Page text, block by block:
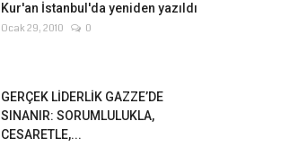
Kur'an İstanbul'da yeniden yazıldı
Ocak 29, 2010 0
GERÇEK LİDERLİK GAZZE’DE
SINANIR: SORUMLULUKLA,
CESARETLE,...